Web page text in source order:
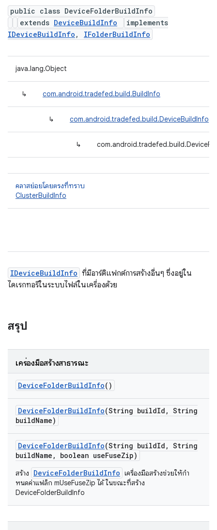
public class DeviceFolderBuildInfo
extends DeviceBuildInfo
implements
IDeviceBuildInfo , IFolderBuildInfo
java.lang.Object
↳ com.android.tradefed.build.BuildInfo
↳ com.android.tradefed.build.DeviceBuildInfo
↳
คลาสย่อยโดยตรงที่ทราบ
ClusterBuildInfo
IDeviceBuildInfo ที่มีอาร์ติแฟกต์การสร้างอื่นๆ ซึ่งอยู่ใน
ไดเรกทอรีในระบบไฟล์ในเครื่องด้วย
สรุป
เครื่องมือสร้างสาธารณะ
DeviceFolderBuildInfo()
DeviceFolderBuildInfo(String buildId , String
buildName)
DeviceFolderBuildInfo(String buildId , String
buildName , boolean useFuseZip)
สร้าง DeviceFolderBuildInfo เครื่องมือสร้างช่วยให้กำ
หนดค่าแฟล็ก mUseFuseZip ได้ ในขณะที่สร้าง
DeviceFolderBuildInfo